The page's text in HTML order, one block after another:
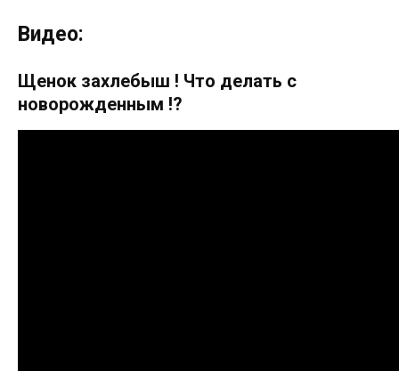
Видео:
Щенок захлебыш ! Что делать с
новорожденным !?